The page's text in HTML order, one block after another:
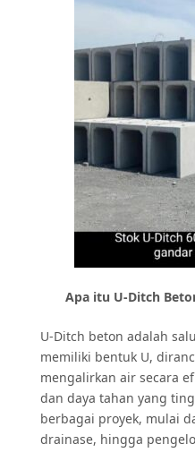
Apa itu U-Ditch
U-Ditch beton adalah
memiliki bentuk U,
mengalirkan air secara
dan daya tahan yang
berbagai proyek, mulai
drainase, hingga